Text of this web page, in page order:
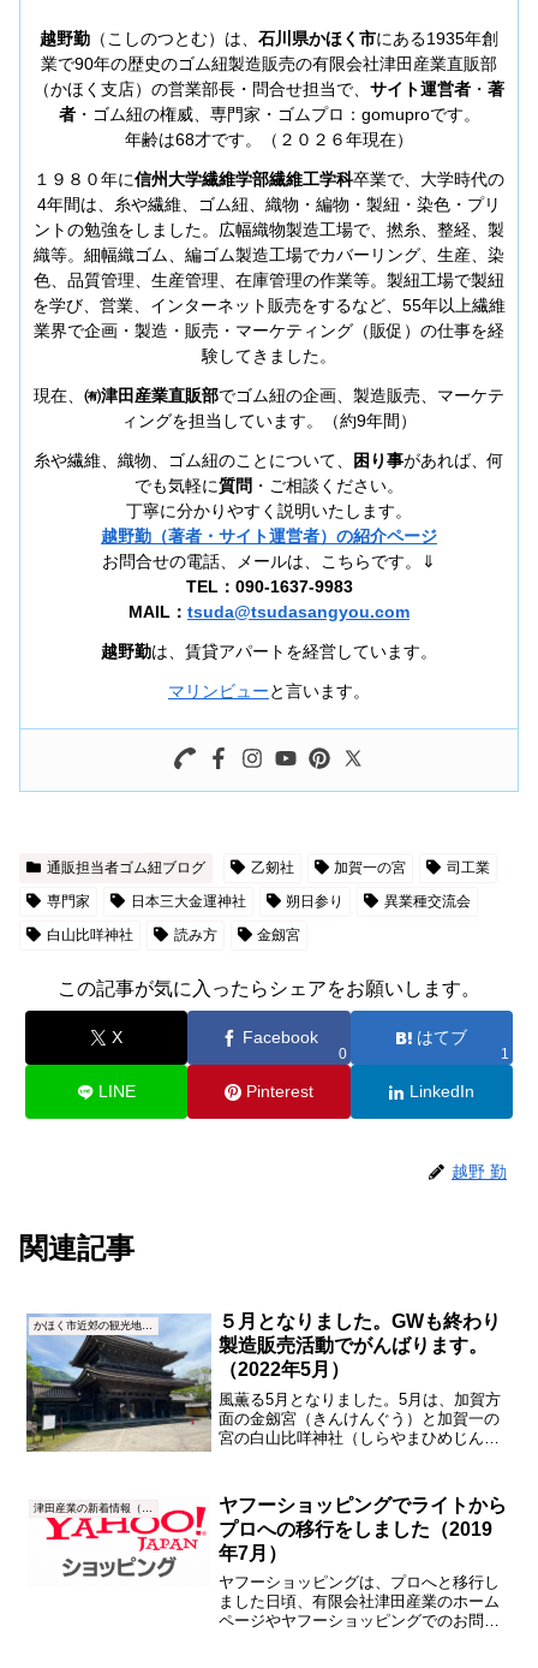
越野勤 （こしのつとむ）は、 石川県かほく市にある1935年創
業で90年の歴史のゴム紐製造販売の有限会社津田産業直販部
（かほく支店）の営業部長・問合せ担当で、 サイト運営者 ・ 著
者・ゴム紐の権威、専門家・ゴムプロ：gomuproです。
年齢は68才です。（２０２６年現在）
１９８０年に信州大学繊維学部繊維工学科卒業で、大学時代の
4年間は、糸や繊維、ゴム紐、織物・編物・製紐・染色・プリ
ントの勉強をしました。広幅織物製造工場で、撚糸、整経、製
織等。細幅織ゴム、編ゴム製造工場でカバーリング、生産、染
色、品質管理、生産管理、在庫管理の作業等。製紐工場で製紐
を学び、営業、インターネット販売をするなど、55年以上繊維
業界で企画・製造・販売・マーケティング（販促）の仕事を経
験してきました。
現在、 ㈲津田産業直販部でゴム紐の企画、製造販売、マーケテ
ィングを担当しています。（約9年間）
糸や繊維、織物、ゴム紐のことについて、 困り事があれば、何
でも気軽に質問 ・ご相談ください。
丁寧に分かりやすく説明いたします。
越野勤（著者・サイト運営者）の紹介ページ
お問合せの電話、メールは、こちらです。⇓
TEL：090-1637-9983
MAIL： tsuda@tsudasangyou.com
越野勤は、賃貸アパートを経営しています。
マリンビューと言います。
通販担当者ゴム紐ブログ 乙剱社 加賀一の宮
司工業
専門家
日本三大金運神社 朔日参り
異業種交流会
白山比咩神社
読み方 金劔宮
この記事が気に入ったらシェアをお願いします。
X Facebook
0
はてブ
1
LINE Pinterest LinkedIn
越野 勤
関連記事
５月となりました。GWも終わり
製造販売活動でがんばります。
（2022年5月）
風薫る5月となりました。5月は、加賀方
面の金劔宮（きんけんぐう）と加賀一の
宮の白山比咩神社（しらやまひめじんじ
で、特に、10台くらいしか駐車できない
金劔宮の狭い駐車場...
ヤフーショッピングでライトから
プロへの移行をしました（2019
年7月）
ヤフーショッピングは、プロへと移行し
ました日頃、有限会社津田産業のホーム
ページやヤフーショッピングでのお問合